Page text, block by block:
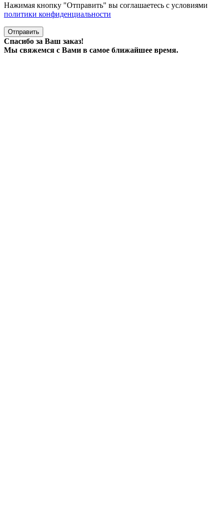
Нажимая кнопку "Отправить" вы соглашаетесь с условиями
политики конфиденциальности
Отправить
Спасибо за Ваш заказ!
Мы свяжемся с Вами в самое ближайшее время.